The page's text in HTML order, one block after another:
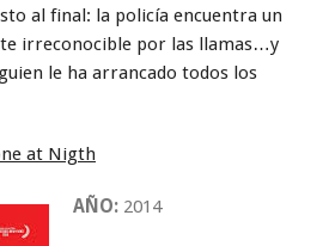
al final: la policía encuentra un
irreconocible por las llamas…y
le ha arrancado todos los
at Nigth
AÑO: 2014